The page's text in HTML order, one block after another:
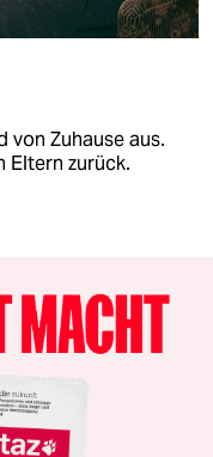
von Zuhause aus.
Eltern zurück.